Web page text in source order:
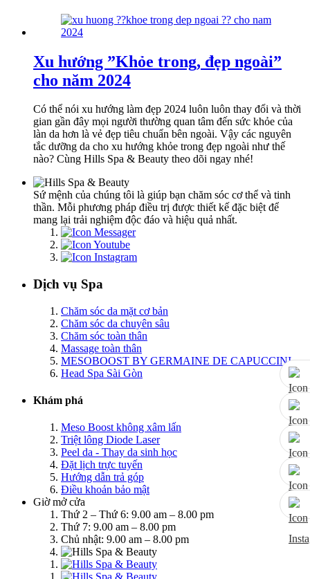
Xu hướng ”Khỏe trong, đẹp ngoài”
cho năm 2024
Có thể nói xu hướng làm đẹp 2024 luôn luôn thay đổi và thời
gian gần đây mọi người thường quan tâm đến sức khỏe của
làn da hơn là vẻ đẹp tiêu chuẩn bên ngoài. Vậy các nguyên
tắc dưỡng da cho xu hướng khỏe trong đẹp ngoài như thế
nào? Cùng Hills Spa & Beauty theo dõi ngay nhé!
Sứ mệnh của chúng tôi là giúp bạn chăm sóc cơ thể và tinh
thần. Mỗi phương pháp điều trị được thiết kế đặc biệt để
mang lại trải nghiệm độc đáo và hiệu quả nhất.
Dịch vụ Spa
Chăm sóc da mặt cơ bản
Chăm sóc da chuyên sâu
Chăm sóc toàn thân
Massage toàn thân
MESOBOOST BY GERMAINE DE CAPUCCINI
Head Spa Sài Gòn
Khám phá
Meso Boost không xâm lấn
Triệt lông Diode Laser
Peel da - Thay da sinh học
Đặt lịch trực tuyến
Hướng dẫn trả góp
Điều khoản bảo mật
Giờ mở cửa
Thứ 2 – Thứ 6: 9.00 am – 8.00 pm
Thứ 7: 9.00 am – 8.00 pm
Chủ nhật: 9.00 am – 8.00 pm